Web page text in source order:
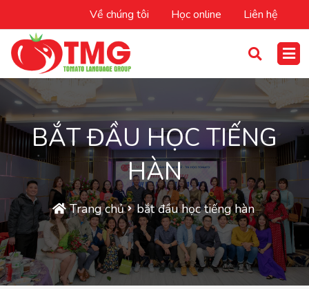
Về chúng tôi Học online Liên hệ
BẮT ĐẦU HỌC TIẾNG
HÀN
Trang chủ bắt đầu học tiếng hàn